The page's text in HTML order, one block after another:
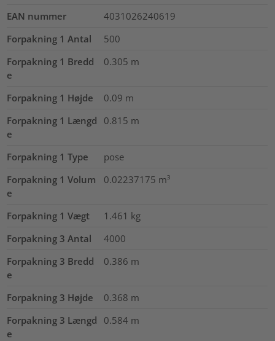
EAN nummer
4031026240619
Forpakning 1 Antal
500
Forpakning 1 Bredd
e
0.305 m
Forpakning 1 Højde 0.09 m
Forpakning 1 Længd
e
0.815 m
Forpakning 1 Type
pose
Forpakning 1 Volum
e
0.02237175 m³
Forpakning 1 Vægt 1.461 kg
Forpakning 3 Antal
4000
Forpakning 3 Bredd
e
0.386 m
Forpakning 3 Højde 0.368 m
Forpakning 3 Længd
e
0.584 m